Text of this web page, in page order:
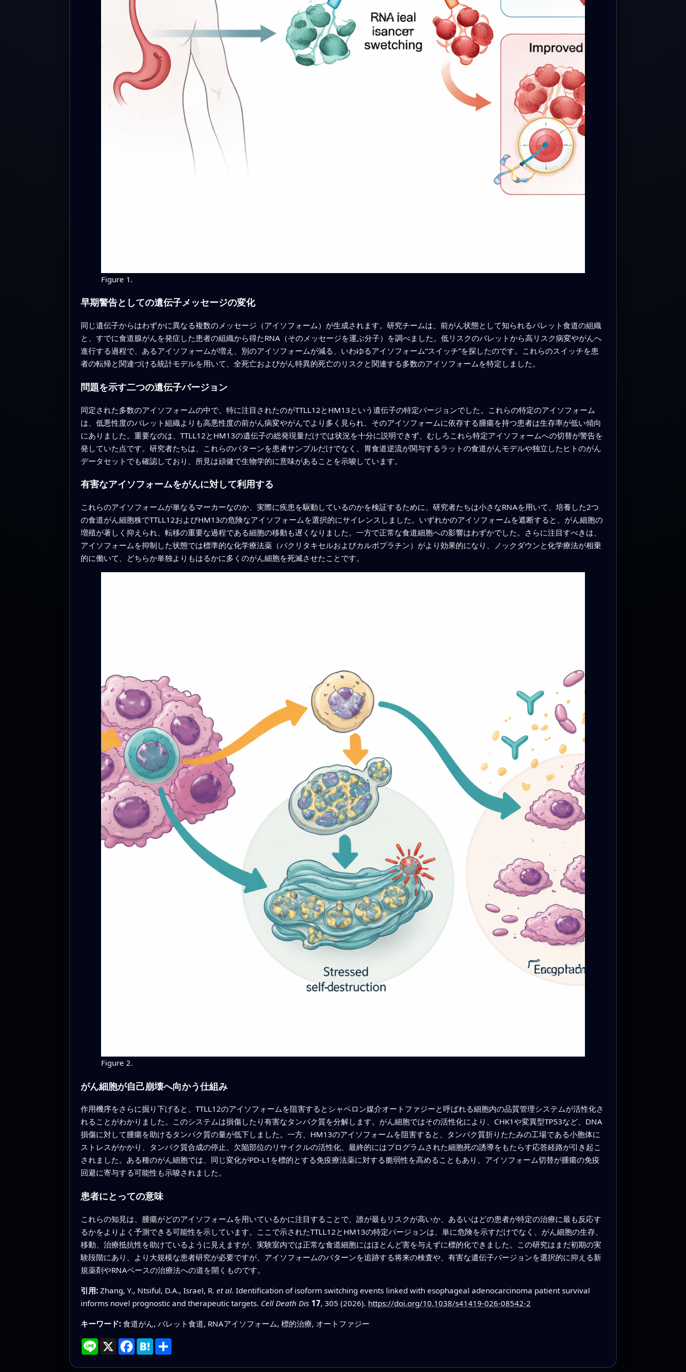
Figure 1.
早期警告としての遺伝子メッセージの変化
同じ遺伝子からはわずかに異なる複数のメッセージ（アイソフォーム）が生成されます。研究チームは、前がん状態として知られるバレット食道の組織
と、すでに食道腺がんを発症した患者の組織から得たRNA（そのメッセージを運ぶ分子）を調べました。低リスクのバレットから高リスク病変やがんへ
進行する過程で、あるアイソフォームが増え、別のアイソフォームが減る、いわゆるアイソフォーム“スイッチ”を探したのです。これらのスイッチを患
者の転帰と関連づける統計モデルを用いて、全死亡およびがん特異的死亡のリスクと関連する多数のアイソフォームを特定しました。
問題を示す二つの遺伝子バージョン
同定された多数のアイソフォームの中で、特に注目されたのがTTLL12とHM13という遺伝子の特定バージョンでした。これらの特定のアイソフォーム
は、低悪性度のバレット組織よりも高悪性度の前がん病変やがんでより多く見られ、そのアイソフォームに依存する腫瘍を持つ患者は生存率が低い傾向
にありました。重要なのは、TTLL12とHM13の遺伝子の総発現量だけでは状況を十分に説明できず、むしろこれら特定アイソフォームへの切替が警告を
発していた点です。研究者たちは、これらのパターンを患者サンプルだけでなく、胃食道逆流が関与するラットの食道がんモデルや独立したヒトのがん
データセットでも確認しており、所見は頑健で生物学的に意味があることを示唆しています。
有害なアイソフォームをがんに対して利用する
これらのアイソフォームが単なるマーカーなのか、実際に疾患を駆動しているのかを検証するために、研究者たちは小さなRNAを用いて、培養した2つ
の食道がん細胞株でTTLL12およびHM13の危険なアイソフォームを選択的にサイレンスしました。いずれかのアイソフォームを遮断すると、がん細胞の
増殖が著しく抑えられ、転移の重要な過程である細胞の移動も遅くなりました。一方で正常な食道細胞への影響はわずかでした。さらに注目すべきは、
アイソフォームを抑制した状態では標準的な化学療法薬（パクリタキセルおよびカルボプラチン）がより効果的になり、ノックダウンと化学療法が相乗
的に働いて、どちらか単独よりもはるかに多くのがん細胞を死滅させたことです。
Figure 2.
がん細胞が自己崩壊へ向かう仕組み
作用機序をさらに掘り下げると、TTLL12のアイソフォームを阻害するとシャペロン媒介オートファジーと呼ばれる細胞内の品質管理システムが活性化さ
れることがわかりました。このシステムは損傷したり有害なタンパク質を分解します。がん細胞ではその活性化により、CHK1や変異型TP53など、DNA
損傷に対して腫瘍を助けるタンパク質の量が低下しました。一方、HM13のアイソフォームを阻害すると、タンパク質折りたたみの工場である小胞体に
ストレスがかかり、タンパク質合成の停止、欠陥部位のリサイクルの活性化、最終的にはプログラムされた細胞死の誘導をもたらす応答経路が引き起こ
されました。ある種のがん細胞では、同じ変化がPD-L1を標的とする免疫療法薬に対する脆弱性を高めることもあり、アイソフォーム切替が腫瘍の免疫
回避に寄与する可能性も示唆されました。
患者にとっての意味
これらの知見は、腫瘍がどのアイソフォームを用いているかに注目することで、誰が最もリスクが高いか、あるいはどの患者が特定の治療に最も反応す
るかをよりよく予測できる可能性を示しています。ここで示されたTTLL12とHM13の特定バージョンは、単に危険を示すだけでなく、がん細胞の生存、
移動、治療抵抗性を助けているように見えますが、実験室内では正常な食道細胞にはほとんど害を与えずに標的化できました。この研究はまだ初期の実
験段階にあり、より大規模な患者研究が必要ですが、アイソフォームのパターンを追跡する将来の検査や、有害な遺伝子バージョンを選択的に抑える新
規薬剤やRNAベースの治療法への道を開くものです。
引用: Zhang, Y., Ntsiful, D.A., Israel, R. et al. Identification of isoform switching events linked with esophageal adenocarcinoma patient survival
informs novel prognostic and therapeutic targets. Cell Death Dis 17, 305 (2026). https://doi.org/10.1038/s41419-026-08542-2
キーワード: 食道がん, バレット食道, RNAアイソフォーム, 標的治療, オートファジー
Line X Facebook
Hatena
共
有